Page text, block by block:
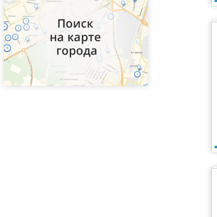
ВДНХ
Верхние Котлы
Верхние Лихоборы
Владыкино
Водный стадион
Войковская